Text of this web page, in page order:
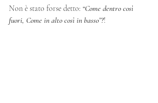
Non è stato forse detto: “Come dentro così
fuori, Come in alto così in basso”?!